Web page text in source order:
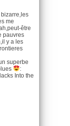
me
être
pauvres
y a les
superbe
:
Into the